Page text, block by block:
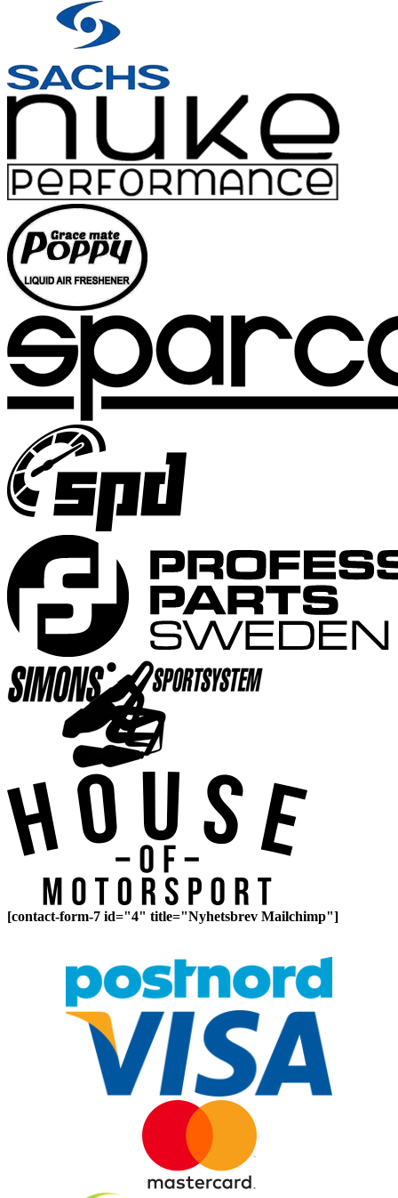
[contact-form-7 id="4" title="Nyhetsbrev Mailchimp"]